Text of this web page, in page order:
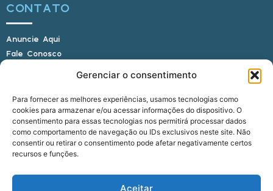
Gerenciar o consentimento
Para fornecer as melhores experiências, usamos tecnologias como
cookies para armazenar e/ou acessar informações do dispositivo. O
consentimento para essas tecnologias nos permitirá processar dados
como comportamento de navegação ou IDs exclusivos neste site. Não
consentir ou retirar o consentimento pode afetar negativamente certos
recursos e funções.
Aceitar
CONTATO
Anuncie Aqui
Fale Conosco
E-mail: alagoasbrasilnoticias@gmail.com
Telefone: (82) 9 9691-0391 (Whatsapp)
Responsável Técnico: Crysthyan Carlos
Rua do Sau - Centro - Anadia - AL - CEP: